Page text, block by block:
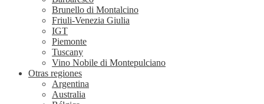
Brunello di Montalcino
Friuli-Venezia Giulia
IGT
Piemonte
Tuscany
Vino Nobile di Montepulciano
Otras regiones
Argentina
Australia